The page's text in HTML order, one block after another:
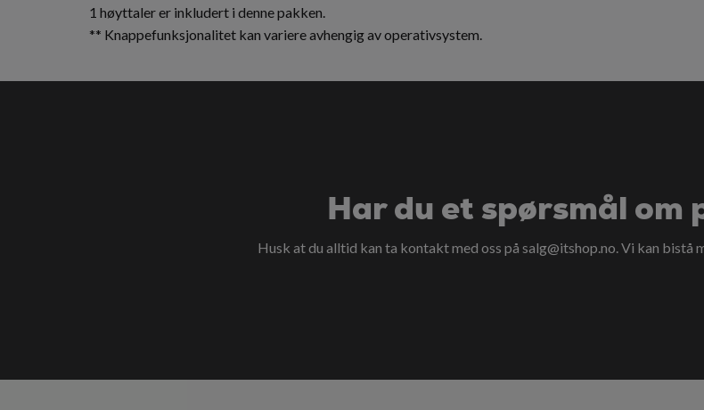
1 høyttaler er inkludert i denne pakken.
** Knappefunksjonalitet kan variere avhengig av operativsystem.
Har du et spørsmål om
Husk at du alltid kan ta kontakt med oss på salg@itshop.no. Vi kan bistå